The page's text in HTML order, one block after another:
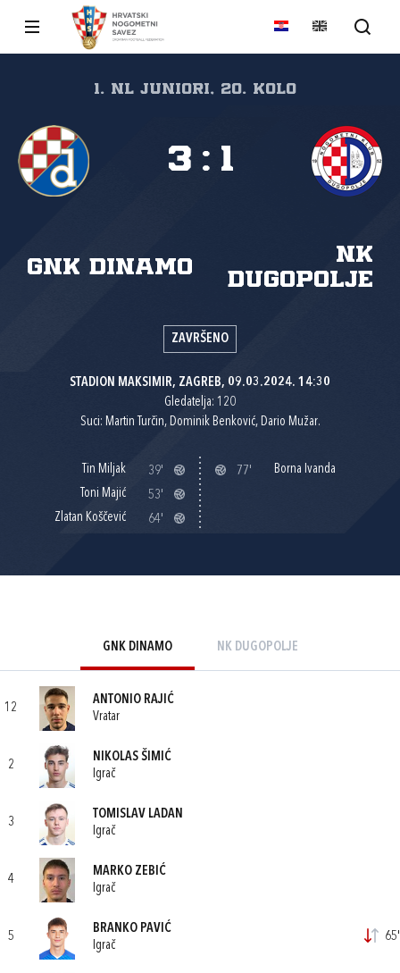
1. NL juniori, 20. kolo
GNK Dinamo
NK
Dugopolje
3 : 1
ZAVRŠENO
STADION MAKSIMIR, ZAGREB, 09.03.2024. 14:30
Gledatelja: 120
Suci: Martin Turčin, Dominik Benković, Dario Mužar.
Tin Miljak
39'
Toni Majić
53'
Zlatan Koščević
64'
77' Borna Ivanda
GNK DINAMO NK DUGOPOLJE
12
ANTONIO RAJIĆ
Vratar
2
NIKOLAS ŠIMIĆ
Igrač
3
TOMISLAV LADAN
Igrač
4
MARKO ZEBIĆ
Igrač
5
BRANKO PAVIĆ
Igrač
65'